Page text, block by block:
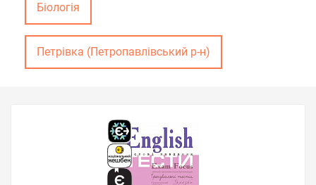
Біологія
Петрівка (Петропавлівський р-н)